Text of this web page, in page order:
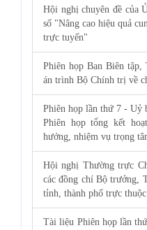
Hội nghị chuyên đề của
số "Nâng cao hiệu quả
trực tuyến"
Phiên họp Ban Biên
án trình Bộ Chính trị về
Phiên họp lần thứ 7 - Uỷ
Phiên họp tổng kết
hướng, nhiệm vụ trọng
Hội nghị Thường trực
các đồng chí Bộ trưởng,
tỉnh, thành phố trực
Tài liệu Phiên họp lần